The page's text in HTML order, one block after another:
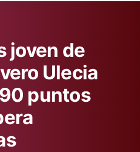
joven de
Ulecia
puntos